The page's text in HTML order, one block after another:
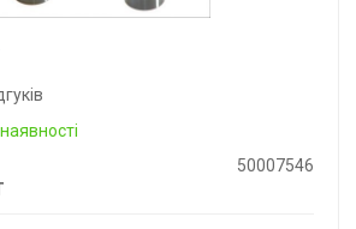
50007546